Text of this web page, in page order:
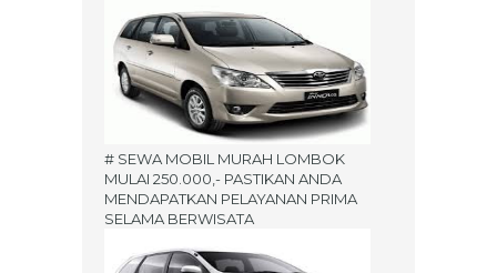
# SEWA MOBIL MURAH LOMBOK
MULAI 250.000,- PASTIKAN ANDA
MENDAPATKAN PELAYANAN PRIMA
SELAMA BERWISATA